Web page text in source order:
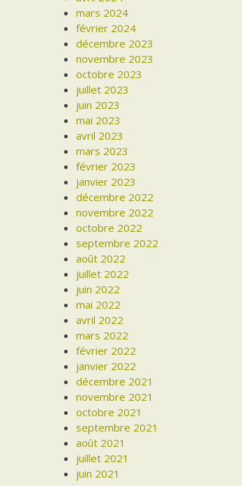
mars 2024
février 2024
décembre 2023
novembre 2023
octobre 2023
juillet 2023
juin 2023
mai 2023
avril 2023
mars 2023
février 2023
janvier 2023
décembre 2022
novembre 2022
octobre 2022
septembre 2022
août 2022
juillet 2022
juin 2022
mai 2022
avril 2022
mars 2022
février 2022
janvier 2022
décembre 2021
novembre 2021
octobre 2021
septembre 2021
août 2021
juillet 2021
juin 2021